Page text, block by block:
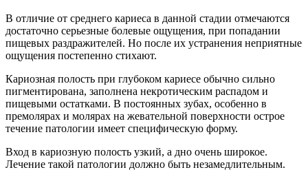
В отличие от среднего кариеса в данной стадии отмечаются
достаточно серьезные болевые ощущения, при попадании
пищевых раздражителей. Но после их устранения неприятные
ощущения постепенно стихают.
Кариозная полость при глубоком кариесе обычно сильно
пигментирована, заполнена некротическим распадом и
пищевыми остатками. В постоянных зубах, особенно в
премолярах и молярах на жевательной поверхности острое
течение патологии имеет специфическую форму.
Вход в кариозную полость узкий, а дно очень широкое.
Лечение такой патологии должно быть незамедлительным.